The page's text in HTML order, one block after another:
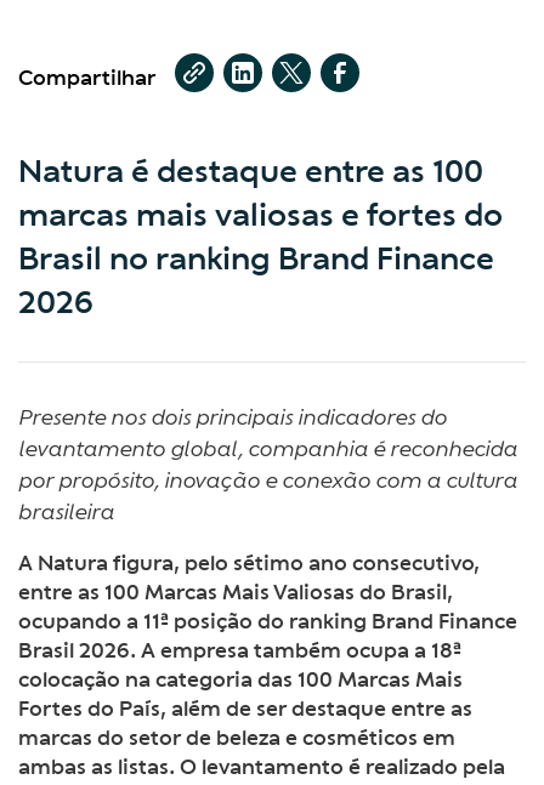
Compartilhar
Natura é destaque entre as 100
marcas mais valiosas e fortes do
Brasil no ranking Brand Finance
2026
Presente nos dois principais indicadores do
levantamento global, companhia é reconhecida
por propósito, inovação e conexão com a cultura
brasileira
A Natura figura, pelo sétimo ano consecutivo,
entre as 100 Marcas Mais Valiosas do Brasil,
ocupando a 11ª posição do ranking Brand Finance
Brasil 2026. A empresa também ocupa a 18ª
colocação na categoria das 100 Marcas Mais
Fortes do País, além de ser destaque entre as
marcas do setor de beleza e cosméticos em
ambas as listas. O levantamento é realizado pela